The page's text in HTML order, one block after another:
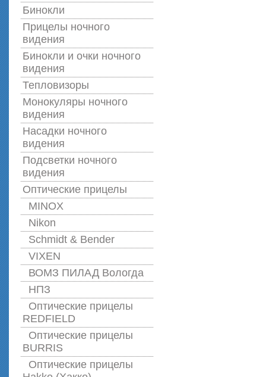
Бинокли
Прицелы ночного
видения
Бинокли и очки ночного
видения
Тепловизоры
Монокуляры ночного
видения
Насадки ночного
видения
Подсветки ночного
видения
Оптические прицелы
MINOX
Nikon
Schmidt & Bender
VIXEN
ВОМЗ ПИЛАД Вологда
НПЗ
Оптические прицелы
REDFIELD
Оптические прицелы
BURRIS
Оптические прицелы